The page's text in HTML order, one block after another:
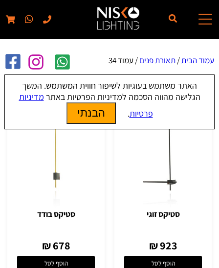
עמוד הבית/תאורת פנים/ עמוד 34
תאורת פנים
סטיקס זוגי
923 ₪
הוסף לסל
סטיקס בודד
678 ₪
הוסף לסל
האתר משתמש בעוגיות לשיפור חווית המשתמש. המשך
הגלישה מהווה הסכמה למדיניות הפרטיות באתר מדיניות
פרטיות. הבנתי